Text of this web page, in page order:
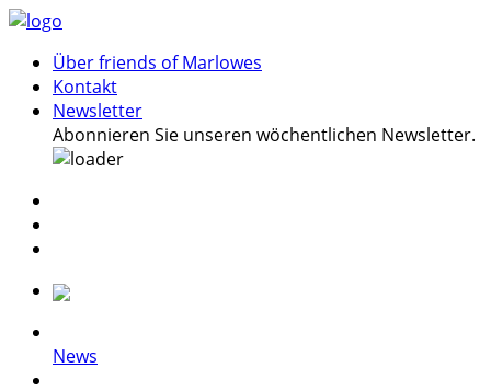
Über friends of Marlowes
Kontakt
Newsletter
Abonnieren Sie unseren wöchentlichen Newsletter.
News